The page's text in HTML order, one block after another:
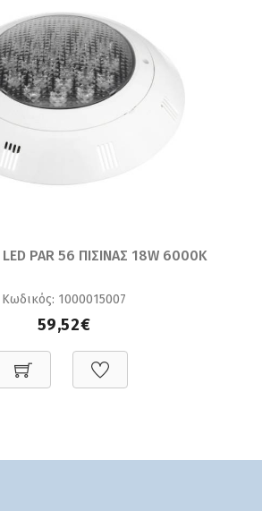
PAR 56 ΠΙΣΙΝΑΣ 18W 6000K
Κωδικός: 1000015007
59,52€